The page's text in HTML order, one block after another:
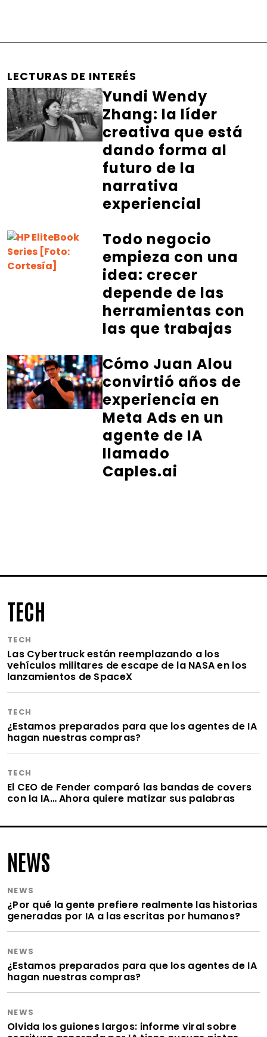
LECTURAS DE INTERÉS
Yundi Wendy
Zhang: la líder
creativa que está
dando forma al
futuro de la
narrativa
experiencial
Todo negocio
empieza con una
idea: crecer
depende de las
herramientas con
las que trabajas
Cómo Juan Alou
convirtió años de
experiencia en
Meta Ads en un
agente de IA
llamado
Caples.ai
TECH
TECH
Las Cybertruck están reemplazando a los
vehículos militares de escape de la NASA en los
lanzamientos de SpaceX
TECH
¿Estamos preparados para que los agentes de IA
hagan nuestras compras?
TECH
El CEO de Fender comparó las bandas de covers
con la IA… Ahora quiere matizar sus palabras
NEWS
NEWS
¿Por qué la gente prefiere realmente las historias
generadas por IA a las escritas por humanos?
NEWS
¿Estamos preparados para que los agentes de IA
hagan nuestras compras?
NEWS
Olvida los guiones largos: informe viral sobre